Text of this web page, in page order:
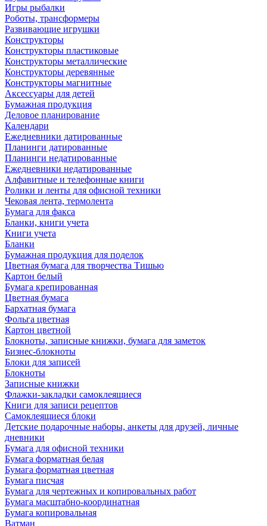
Игры рыбалки
Роботы, трансформеры
Развивающие игрушки
Конструкторы
Конструкторы пластиковые
Конструкторы металлические
Конструкторы деревянные
Конструкторы магнитные
Аксессуары для детей
Бумажная продукция
Деловое планирование
Календари
Ежедневники датированные
Планинги датированные
Планинги недатированные
Ежедневники недатированные
Алфавитные и телефонные книги
Ролики и ленты для офисной техники
Чековая лента, термолента
Бумага для факса
Бланки, книги учета
Книги учета
Бланки
Бумажная продукция для поделок
Цветная бумага для творчества Тишью
Картон белый
Бумага крепированная
Цветная бумага
Бархатная бумага
Фольга цветная
Картон цветной
Блокноты, записные книжки, бумага для заметок
Бизнес-блокноты
Блоки для записей
Блокноты
Записные книжки
Флажки-закладки самоклеящиеся
Книги для записи рецептов
Самоклеящиеся блоки
Детские подарочные наборы, анкеты для друзей, личные
дневники
Бумага для офисной техники
Бумага форматная белая
Бумага форматная цветная
Бумага писчая
Бумага для чертежных и копировальных работ
Бумага масштабно-координатная
Бумага копировальная
Ватман